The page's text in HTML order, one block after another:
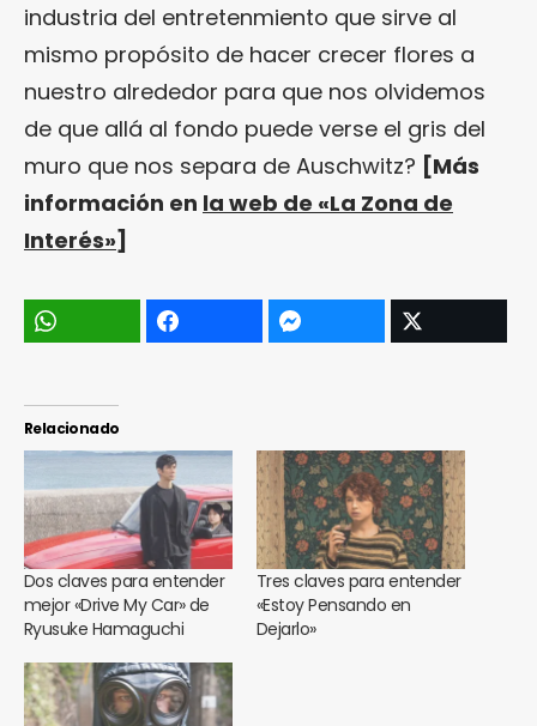
industria del entretenmiento que sirve al
mismo propósito de hacer crecer flores a
nuestro alrededor para que nos olvidemos
de que allá al fondo puede verse el gris del
muro que nos separa de Auschwitz? [Más
información en la web de «La Zona de
Interés»]
Relacionado
Dos claves para entender
mejor «Drive My Car» de
Ryusuke Hamaguchi
Tres claves para entender
«Estoy Pensando en
Dejarlo»